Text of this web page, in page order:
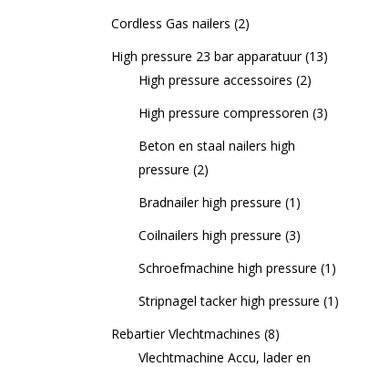
Cordless Gas nailers (2)
High pressure 23 bar apparatuur (13)
High pressure accessoires (2)
High pressure compressoren (3)
Beton en staal nailers high
pressure (2)
Bradnailer high pressure (1)
Coilnailers high pressure (3)
Schroefmachine high pressure (1)
Stripnagel tacker high pressure (1)
Rebartier Vlechtmachines (8)
Vlechtmachine Accu, lader en